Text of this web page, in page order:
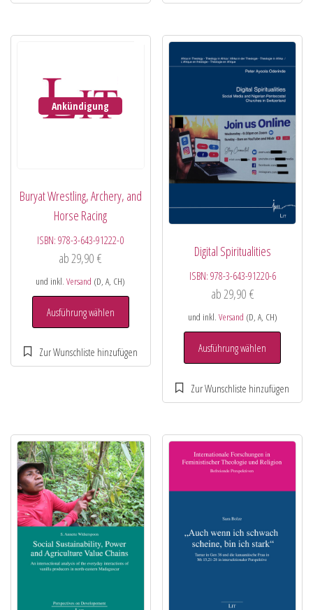
Ankündigung
Buryat Wrestling, Archery, and
Horse Racing
ISBN:978-3-643-91222-0
ab29,90€
und inkl.Versand (D, A, CH)
Ausführung wählen
Digital Spiritualities
ISBN: 978-3-643-91220-6
ab29,90 €
und inkl. Versand (D, A, CH)
Ausführung wählen